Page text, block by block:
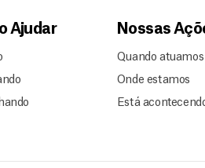
Ajudar Nossas
Quando atuamos
Onde estamos
Está